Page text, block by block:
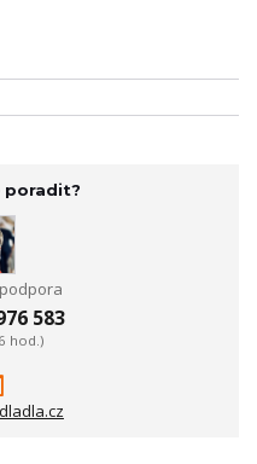
poradit?
583
hod.)